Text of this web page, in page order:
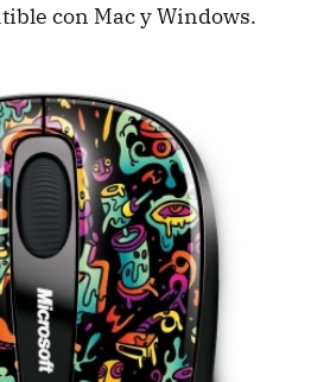
con Mac y Windows.